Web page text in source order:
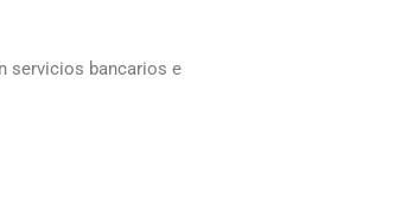
servicios bancarios e